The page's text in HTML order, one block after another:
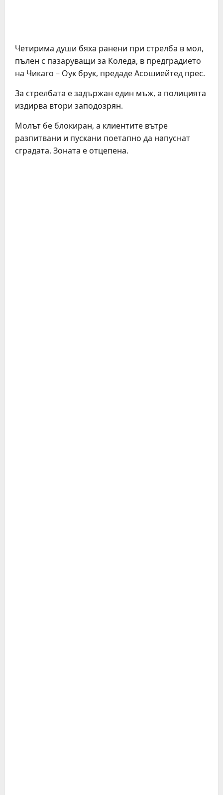
Четирима души бяха ранени при стрелба в мол,
пълен с пазаруващи за Коледа, в предградието
на Чикаго – Оук брук, предаде Асошиейтед прес.
За стрелбата е задържан един мъж, а полицията
издирва втори заподозрян.
Молът бе блокиран, а клиентите вътре
разпитвани и пускани поетапно да напуснат
сградата. Зоната е отцепена.